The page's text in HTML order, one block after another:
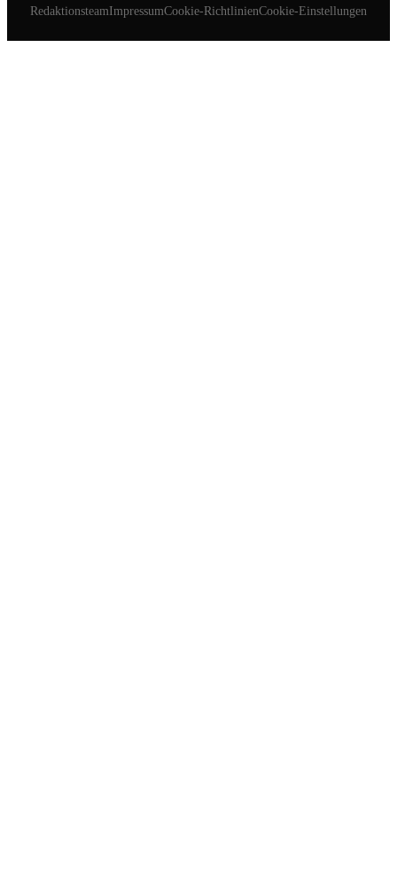
RedaktionsteamImpressumCookie-RichtlinienCookie-Einstellungen